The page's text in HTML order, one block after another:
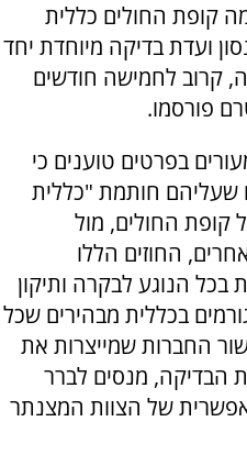
קופת החולים כללית
ועדת בדיקה מיוחדת יחד
קרוב לחמישה חודשים
פורסמו.
בפרטים טוענים כי
שעליהם חותמת "כללית
החולים, מול
החוזים הללו
בכל הנוגע לבקרה ותיקון
בכללית מבהירים שכל
החברות שמייצרות את
הבדיקה, מנסים לברר
אפשרית של הצוות המצנתר